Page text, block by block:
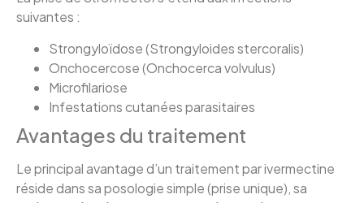
suivantes :
Strongyloïdose (Strongyloides stercoralis)
Onchocercose (Onchocerca volvulus)
Microfilariose
Infestations cutanées parasitaires
Avantages du traitement
Le principal avantage d’un traitement par ivermectine
réside dans sa posologie simple (prise unique), sa